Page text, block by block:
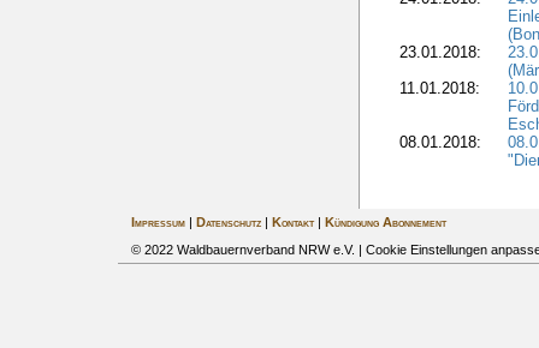
23.01.2018:
11.01.2018:
08.01.2018:
Impressum| Datenschutz| Kontakt|
Kündigung Abonnement
© 2022 Waldbauernverband NRW e.V. | Cookie Einstellungen